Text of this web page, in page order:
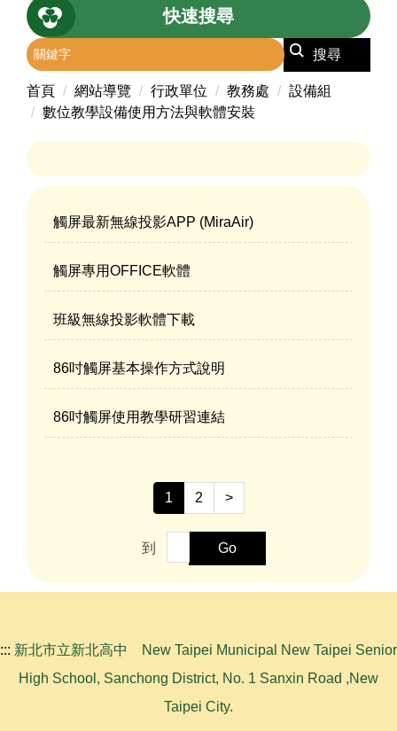
快速搜尋
搜尋
首頁 網站導覽 行政單位 教務處
設備組
數位教學設備使用方法與軟體安裝
觸屏最新無線投影APP (MiraAir)
觸屏專用OFFICE軟體
班級無線投影軟體下載
86吋觸屏基本操作方式說明
86吋觸屏使用教學研習連結
1 2 >
到 Go
::: 新北市立新北高中 New Taipei Municipal New Taipei Senior
High School, Sanchong District, No. 1 Sanxin Road ,New
Taipei City.